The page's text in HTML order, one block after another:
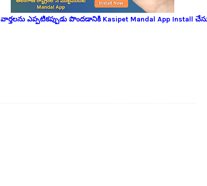
ఎప్పటికప్పుడు పొందడానికి Kasipet Mandal App Install